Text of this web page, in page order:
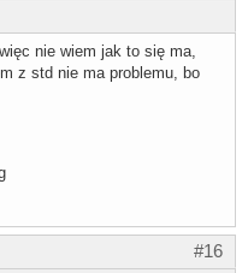
nie wiem jak to się ma,
z std nie ma problemu, bo
#16